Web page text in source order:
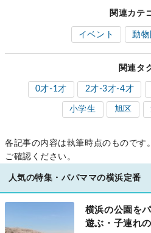
関連カテ
イベント 動
関連タ
0才-1才 2才-3才-4才
小学生 旭区
各記事の内容は執筆時点のものです
ご確認ください。
人気の特集・パパママの横浜定番
横浜の公園を
遊ぶ・子連れ